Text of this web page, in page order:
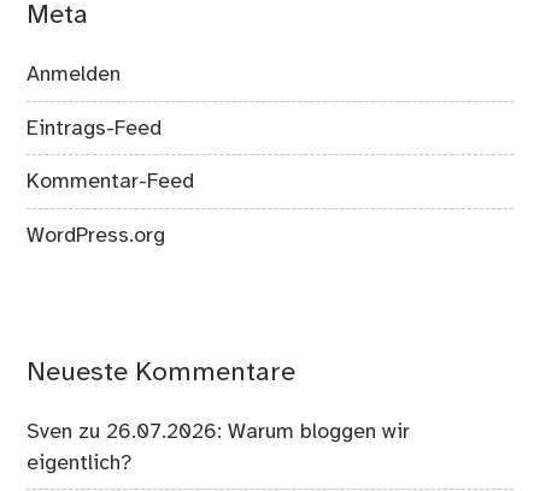
Meta
Anmelden
Eintrags-Feed
Kommentar-Feed
WordPress.org
Neueste Kommentare
Sven zu 26.07.2026: Warum bloggen wir
eigentlich?